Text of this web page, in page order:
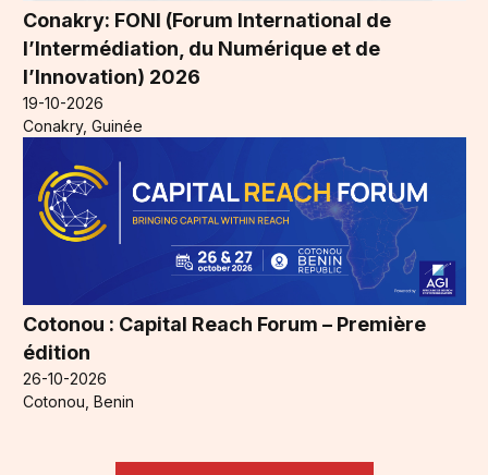
Conakry: FONI (Forum International de
l’Intermédiation, du Numérique et de
l’Innovation) 2026
19-10-2026
Conakry, Guinée
Cotonou : Capital Reach Forum – Première
édition
26-10-2026
Cotonou, Benin